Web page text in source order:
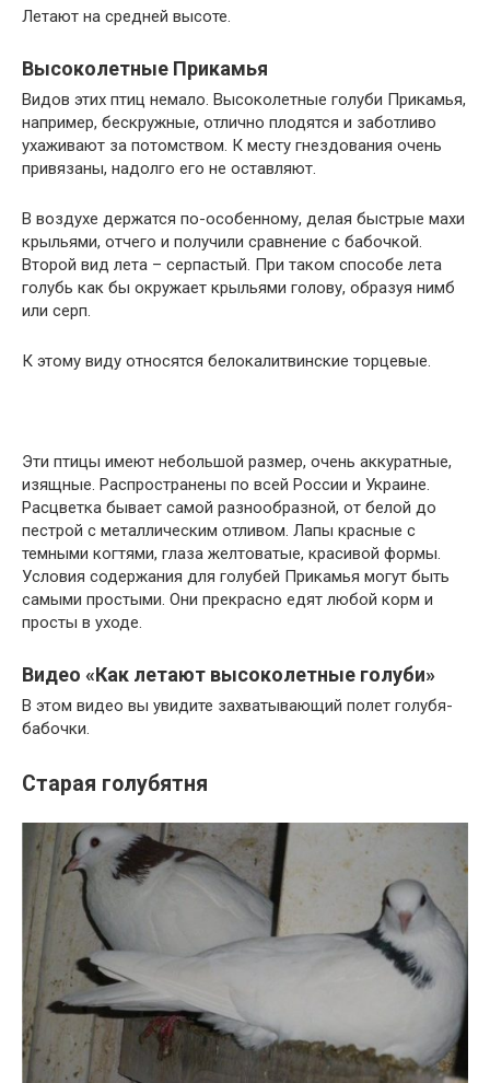
Летают на средней высоте.
Высоколетные Прикамья
Видов этих птиц немало. Высоколетные голуби Прикамья,
например, бескружные, отлично плодятся и заботливо
ухаживают за потомством. К месту гнездования очень
привязаны, надолго его не оставляют.
В воздухе держатся по-особенному, делая быстрые махи
крыльями, отчего и получили сравнение с бабочкой.
Второй вид лета – серпастый. При таком способе лета
голубь как бы окружает крыльями голову, образуя нимб
или серп.
К этому виду относятся белокалитвинские торцевые.
Эти птицы имеют небольшой размер, очень аккуратные,
изящные. Распространены по всей России и Украине.
Расцветка бывает самой разнообразной, от белой до
пестрой с металлическим отливом. Лапы красные с
темными когтями, глаза желтоватые, красивой формы.
Условия содержания для голубей Прикамья могут быть
самыми простыми. Они прекрасно едят любой корм и
просты в уходе.
Видео «Как летают высоколетные голуби»
В этом видео вы увидите захватывающий полет голубя-
бабочки.
Старая голубятня